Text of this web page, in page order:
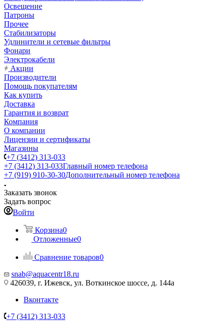
Освещение
Патроны
Прочее
Стабилизаторы
Удлинители и сетевые фильтры
Фонари
Электрокабели
Акции
Производители
Помощь покупателям
Как купить
Доставка
Гарантия и возврат
Компания
О компании
Лицензии и сертификаты
Магазины
+7 (3412) 313-033
+7 (3412) 313-033Главный номер телефона
+7 (919) 910-30-30Дополнительный номер телефона
Заказать звонок
Задать вопрос
Войти
Корзина0
Отложенные0
Сравнение товаров0
snab@aquacentr18.ru
426039, г. Ижевск, ул. Воткинское шоссе, д. 144а
Вконтакте
+7 (3412) 313-033